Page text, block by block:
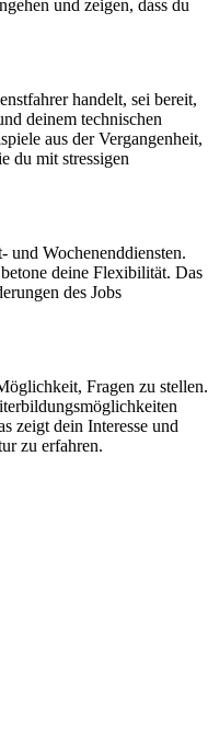
und zeigen, dass du
handelt, sei bereit,
deinem technischen
aus der Vergangenheit,
du mit stressigen
und Wochenenddiensten.
deine Flexibilität. Das
des Jobs
Fragen zu stellen.
zeigt dein Interesse und
zu erfahren.